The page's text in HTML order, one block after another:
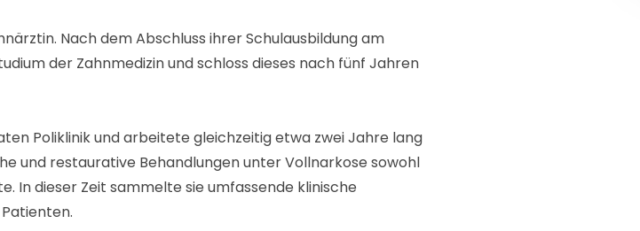
Nach dem Abschluss ihrer Schulausbildung am
der Zahnmedizin und schloss dieses nach fünf Jahren
Poliklinik und arbeitete gleichzeitig etwa zwei Jahre lang
und restaurative Behandlungen unter Vollnarkose sowohl
In dieser Zeit sammelte sie umfassende klinische